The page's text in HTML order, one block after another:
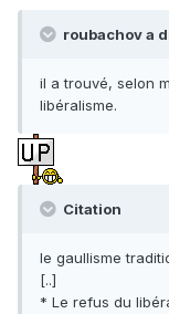
roubachov a
il a trouvé, selon
libéralisme.
Citation
le gaullisme
[..]
* Le refus du